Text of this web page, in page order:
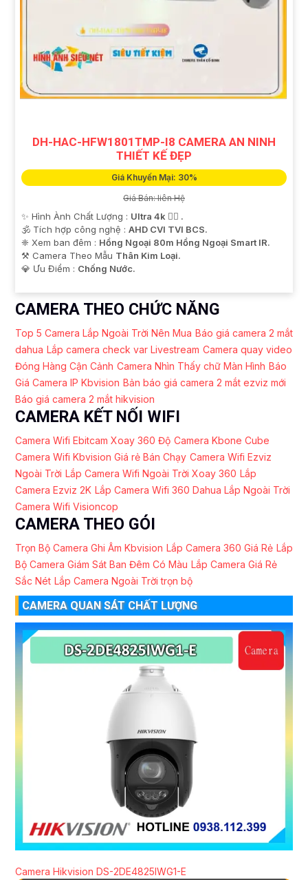
DH-HAC-HFW1801TMP-I8 CAMERA AN NINH
THIẾT KẾ ĐẸP
Giá Khuyến Mại: 30%
Giá Bán: liên Hệ
✨ Hình Ành Chất Lượng : Ultra 4k 👍🏾 .
🕉️ Tích hợp công nghệ : AHD CVI TVI BCS.
❈ Xem ban đêm : Hồng Ngoại 80m Hồng Ngoại Smart IR.
⚒ Camera Theo Mẫu Thân Kim Loại.
️💎 Ưu Điểm : Chống Nước.
CAMERA THEO CHỨC NĂNG
Top 5 Camera Lắp Ngoài Trời Nên Mua Báo giá camera 2 mắt
dahua Lắp camera check var Livestream Camera quay video
Đóng Hàng Cận Cảnh Camera Nhìn Thấy chữ Màn Hình Báo
Giá Camera IP Kbvision Bản báo giá camera 2 mắt ezviz mới
Báo giá camera 2 mắt hikvision
CAMERA KẾT NỐI WIFI
Camera Wifi Ebitcam Xoay 360 Độ Camera Kbone Cube
Camera Wifi Kbvision Giá rẻ Bán Chạy Camera Wifi Ezviz
Ngoài Trời Lắp Camera Wifi Ngoài Trời Xoay 360 Lắp
Camera Ezviz 2K Lắp Camera Wifi 360 Dahua Lắp Ngoài Trời
Camera Wifi Visioncop
CAMERA THEO GÓI
Trọn Bộ Camera Ghi Âm Kbvision Lắp Camera 360 Giá Rẻ Lắp
Bộ Camera Giám Sát Ban Đêm Có Màu Lắp Camera Giá Rẻ
Sắc Nét Lắp Camera Ngoài Trời trọn bộ
CAMERA QUAN SÁT CHẤT LƯỢNG
Camera Hikvision DS-2DE4825IWG1-E